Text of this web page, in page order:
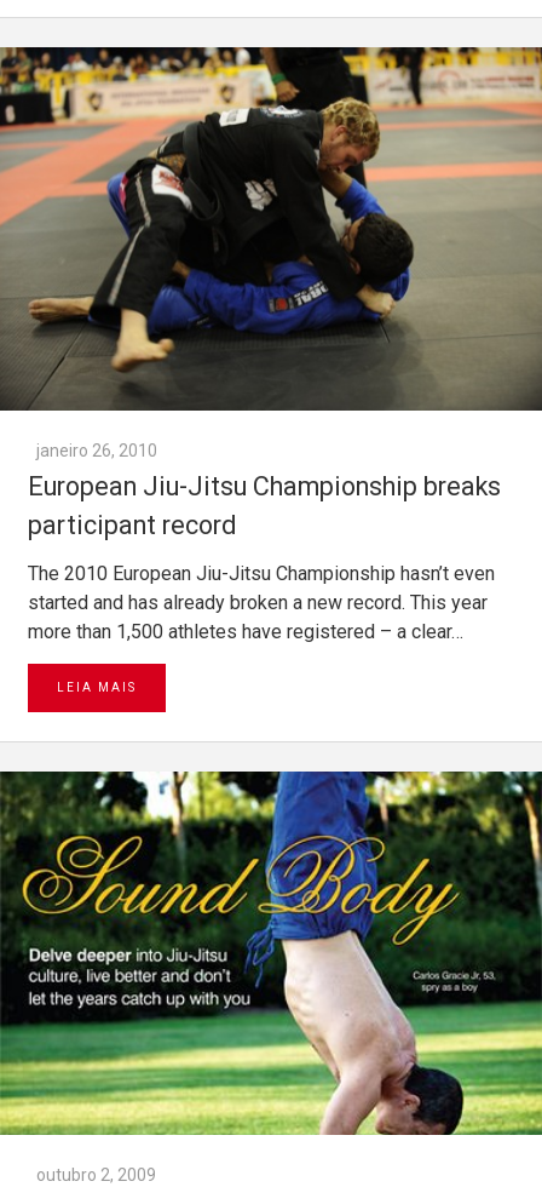
janeiro 26, 2010
European Jiu-Jitsu Championship breaks
participant record
The 2010 European Jiu-Jitsu Championship hasn’t even
started and has already broken a new record. This year
more than 1,500 athletes have registered – a clear…
LEIA MAIS
outubro 2, 2009